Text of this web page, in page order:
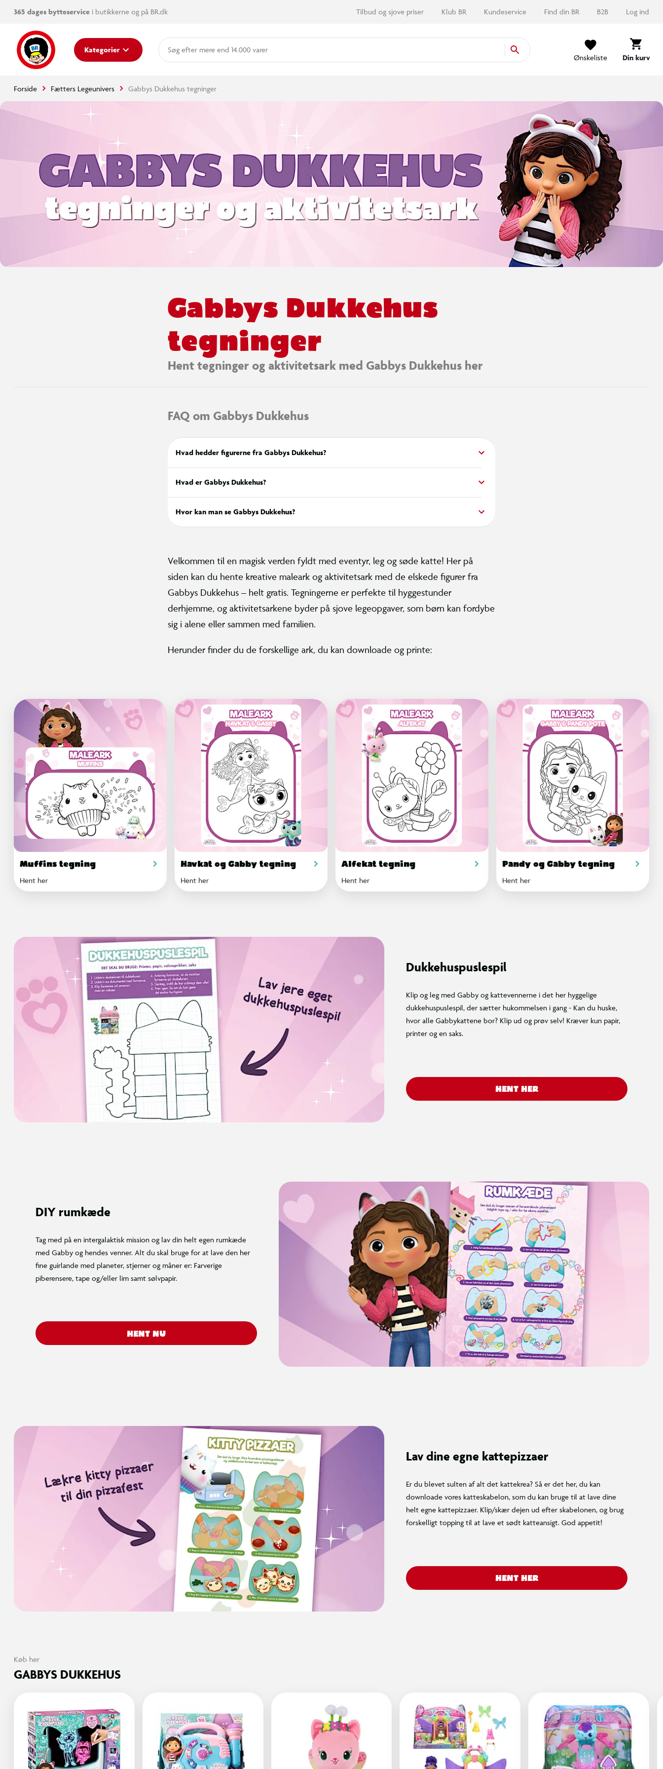
365 dages bytteservice i butikkerne og på BR.dk Tilbud og sjove priser Klub BR Kundeservice Find din BR B2B Log ind
Kategorier
mere end 14.000 varer
Ønskeliste
Din kurv
Forside Fætters Legeunivers Gabbys Dukkehus tegninger
Gabbys Dukkehus
tegninger
Hent tegninger og aktivitetsark med Gabbys Dukkehus her
FAQ om Gabbys Dukkehus
Hvad hedder figurerne fra Gabbys Dukkehus?
Hvad er Gabbys Dukkehus?
Hvor kan man se Gabbys Dukkehus?
Velkommen til en magisk verden fyldt med eventyr, leg og søde katte! Her på
siden kan du hente kreative maleark og aktivitetsark med de elskede figurer fra
Gabbys Dukkehus – helt gratis. Tegningerne er perfekte til hyggestunder
derhjemme, og aktivitetsarkene byder på sjove legeopgaver, som børn kan fordybe
sig i alene eller sammen med familien.
Herunder finder du de forskellige ark, du kan downloade og printe:
Muffins tegning
Hent her
Havkat og Gabby tegning
Hent her
Alfekat tegning
Hent her
Pandy og Gabby tegning
Hent her
Dukkehuspuslespil
Klip og leg med Gabby og kattevennerne i det her hyggelige
dukkehuspuslespil, der sætter hukommelsen i gang - Kan du huske,
hvor alle Gabbykattene bor? Klip ud og prøv selv! Kræver kun papir,
printer og en saks.
HENT HER
DIY rumkæde
Tag med på en intergalaktisk mission og lav din helt egen rumkæde
med Gabby og hendes venner. Alt du skal bruge for at lave den her
fine guirlande med planeter, stjerner og måner er: Farverige
piberensere, tape og/eller lim samt sølvpapir.
HENT NU
Lav dine egne kattepizzaer
Er du blevet sulten af alt det kattekrea? Så er det her, du kan
downloade vores katteskabelon, som du kan bruge til at lave dine
helt egne kattepizzaer. Klip/skær dejen ud efter skabelonen, og brug
forskelligt topping til at lave et sødt katteansigt. God appetit!
HENT HER
Køb her
GABBYS DUKKEHUS